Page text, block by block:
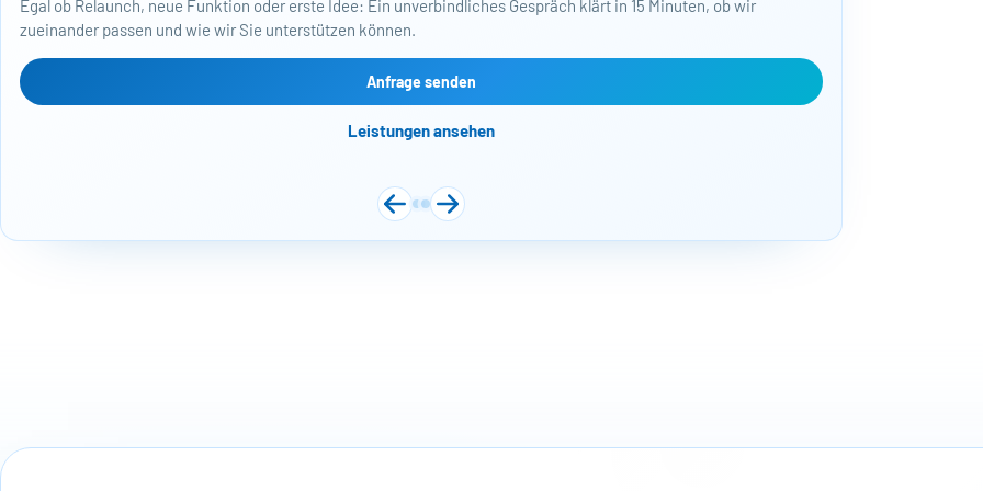
Egal ob Relaunch, neue Funktion oder erste Idee: Ein unverbindliches Gespräch klärt in 15 Minuten, ob wir
zueinander passen und wie wir Sie unterstützen können.
Anfrage senden
Leistungen ansehen